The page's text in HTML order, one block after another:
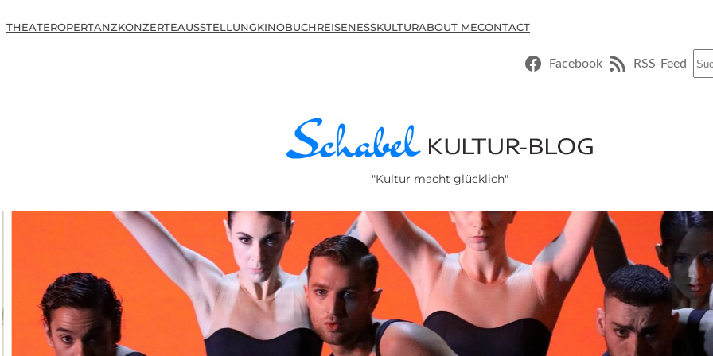
THEATEROPERTANZKONZERTEAUSSTELLUNGKINOBUCHREISENESSKULTURABOUT MECONTACT
Facebook RSS-Feed
"Kultur macht glücklich"